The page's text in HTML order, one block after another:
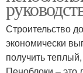
Строительство
экономически
получить